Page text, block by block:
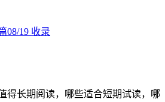
08/19 收录
得长期阅读，哪些适合短期试读，哪